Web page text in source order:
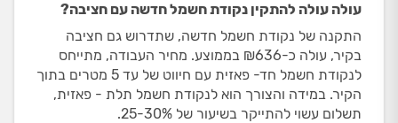
עולה עולה להתקין נקודת חשמל חדשה עם חציבה?
התקנה של נקודת חשמל חדשה, שתדרוש גם חציבה
בקיר, עולה כ-₪636 בממוצע. מחיר העבודה, מתייחס
לנקודת חשמל חד- פאזית עם חיווט של עד 5 מטרים בתוך
הקיר. במידה והצורך הוא לנקודת חשמל תלת - פאזית,
תשלום עשוי להתייקר בשיעור של 25-30%.